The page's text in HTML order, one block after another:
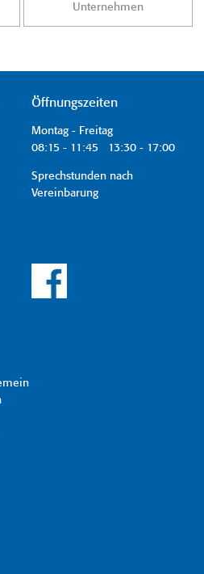
Unternehmen
Öffnungszeiten
Montag - Freitag
08:15 - 11:45 13:30 - 17:00
Sprechstunden nach
Vereinbarung